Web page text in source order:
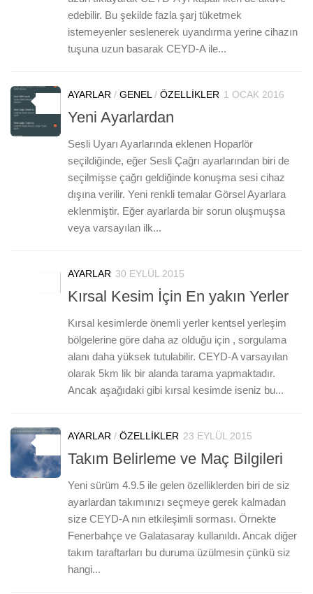
edebilir. Bu şekilde fazla şarj tüketmek
istemeyenler seslenerek uyandırma yerine cihazın
tuşuna uzun basarak CEYD-A ile...
AYARLAR / GENEL / ÖZELLIKLER 1 OCAK 2016
Yeni Ayarlardan
Sesli Uyarı Ayarlarında eklenen Hoparlör
seçildiğinde, eğer Sesli Çağrı ayarlarından biri de
seçilmişse çağrı geldiğinde konuşma sesi cihaz
dışına verilir. Yeni renkli temalar Görsel Ayarlara
eklenmiştir. Eğer ayarlarda bir sorun oluşmuşsa
veya varsayılan ilk...
AYARLAR 30 EYLÜL 2015
Kırsal Kesim İçin En yakın Yerler
Kırsal kesimlerde önemli yerler kentsel yerleşim
bölgelerine göre daha az olduğu için , sorgulama
alanı daha yüksek tutulabilir. CEYD-A varsayılan
olarak 5km lik bir alanda tarama yapmaktadır.
Ancak aşağıdaki gibi kırsal kesimde iseniz bu...
AYARLAR / ÖZELLIKLER 23 EYLÜL 2015
Takım Belirleme ve Maç Bilgileri
Yeni sürüm 4.9.5 ile gelen özelliklerden biri de siz
ayarlardan takımınızı seçmeye gerek kalmadan
size CEYD-A nın etkileşimli sorması. Örnekte
Fenerbahçe ve Galatasaray kullanıldı. Ancak diğer
takım taraftarları bu duruma üzülmesin çünkü siz
hangi...